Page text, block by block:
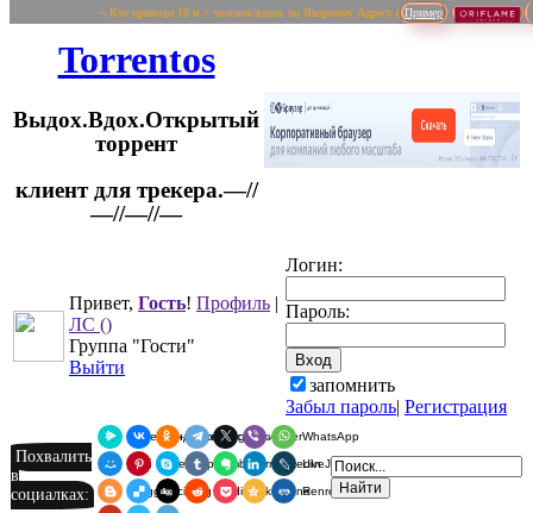
~ Кто приводи 10 и > человек/вдень по Якорному Адресу ( Пример
Torrentos
Выдох.Вдох.Открытый
торрент
Привет, Гость! Профиль |
ЛС ()
Группа "Гости"
Выйти
Логин:
Пароль:
запомнить
Забыл пароль| Регистрация
Я.Мессенджер
ВКонтакте
Одноклассники
Telegram
X ViberWhatsApp